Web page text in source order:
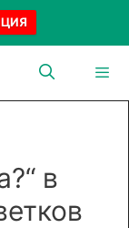
в